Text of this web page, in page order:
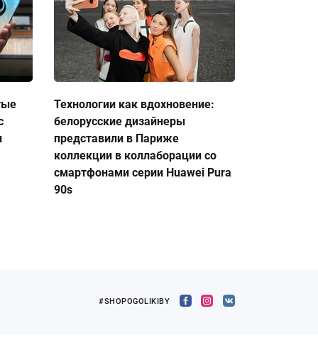
Технологии как вдохновение:
белорусские дизайнеры
представили в Париже
коллекции в коллаборации со
смартфонами серии Huawei Pura
90s
#SHOPOGOLIKIBY